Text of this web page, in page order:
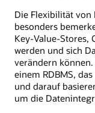
Die Flexibilität von
besonders
Key-Value-Stores,
werden und sich
verändern
einem RDBMS,
und darauf
um die